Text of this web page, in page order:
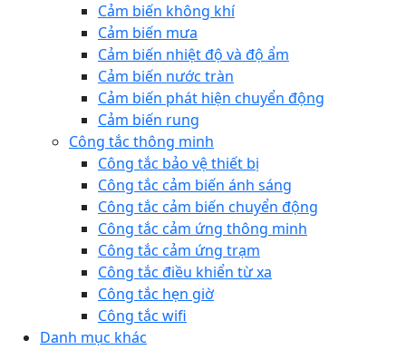
Cảm biến không khí
Cảm biến mưa
Cảm biến nhiệt độ và độ ẩm
Cảm biến nước tràn
Cảm biến phát hiện chuyển động
Cảm biến rung
Công tắc thông minh
Công tắc bảo vệ thiết bị
Công tắc cảm biến ánh sáng
Công tắc cảm biến chuyển động
Công tắc cảm ứng thông minh
Công tắc cảm ứng trạm
Công tắc điều khiển từ xa
Công tắc hẹn giờ
Công tắc wifi
Danh mục khác